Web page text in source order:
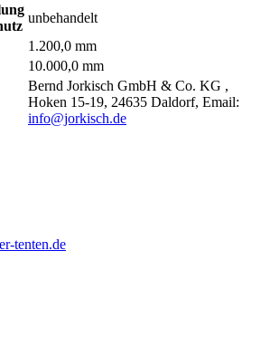
unbehandelt
1.200,0 mm
10.000,0 mm
Bernd Jorkisch GmbH & Co. KG ,
Hoken 15-19, 24635 Daldorf, Email:
info@jorkisch.de
tenten.de